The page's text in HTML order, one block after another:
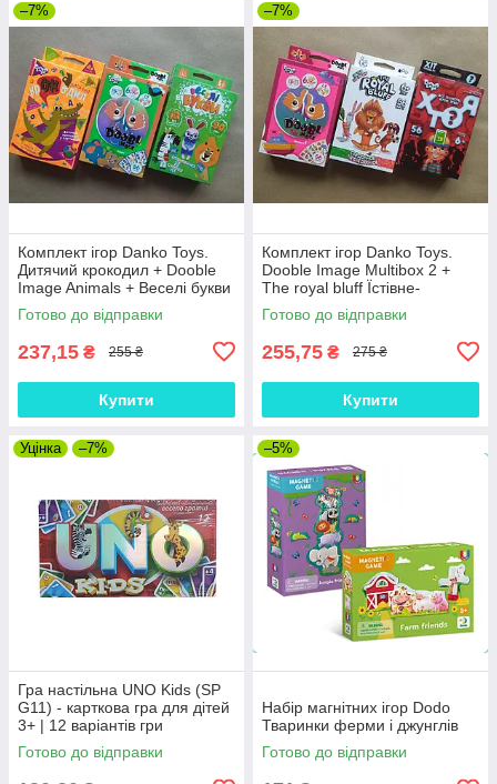
–7%
Комплект ігор Danko Toys.
Дитячий крокодил + Dooble
Image Animals + Веселі букви
(Укр)
Готово до відправки
237,15 ₴ 255 ₴
Купити
–7%
Комплект ігор Danko Toys.
Dooble Image Multibox 2 +
The royal bluff Їстівне-
неїстівне + Хто я?
Готово до відправки
255,75 ₴ 275 ₴
Купити
Уцінка –7%
Гра настільна UNO Kids (SP
G11) - карткова гра для дітей
3+ | 12 варіантів гри
Готово до відправки
–5%
Набір магнітних ігор Dodo
Тваринки ферми і джунглів
Готово до відправки